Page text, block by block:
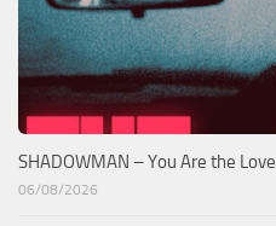
SHADOWMAN – You Are the Love
06/08/2026